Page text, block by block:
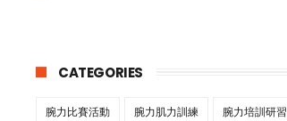
CATEGORIES
腕力比賽活動 腕力肌力訓練 腕力培訓研習